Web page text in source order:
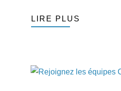
LIRE PLUS